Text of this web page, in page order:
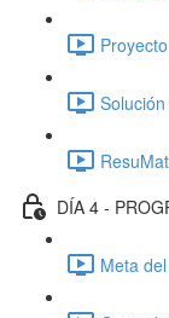
DÍA 4 -
Meta